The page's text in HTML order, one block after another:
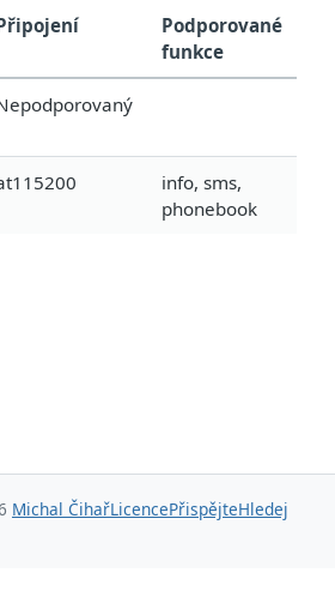
Podporované
funkce
info, sms,
phonebook
Michal ČihařLicencePřispějteHledej